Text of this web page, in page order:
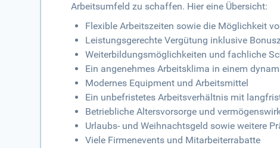
Arbeitsumfeld zu schaffen. Hier eine Übersicht:
Flexible Arbeitszeiten sowie die Möglichkeit
Leistungsgerechte Vergütung inklusive
Weiterbildungsmöglichkeiten und fachliche
Ein angenehmes Arbeitsklima in einem
Modernes Equipment und Arbeitsmittel
Ein unbefristetes Arbeitsverhältnis mit
Betriebliche Altersvorsorge und
Urlaubs- und Weihnachtsgeld sowie weitere
Viele Firmenevents und Mitarbeiterrabatte